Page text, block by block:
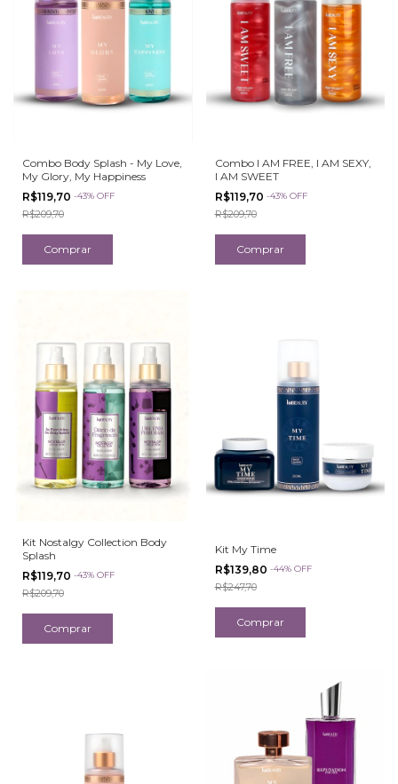
Combo Body Splash - My Love,
My Glory, My Happiness
R$119,70 -43% OFF
R$209,70
Combo I AM FREE, I AM SEXY,
I AM SWEET
R$119,70 -43% OFF
R$209,70
Kit Nostalgy Collection Body
Splash
R$119,70 -43% OFF
R$209,70
Kit My Time
R$139,80 -44% OFF
R$247,70